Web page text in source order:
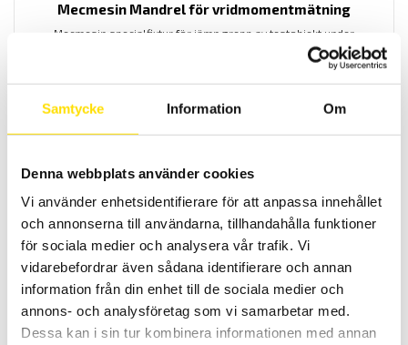
Samtycke Information Om
Denna webbplats använder cookies
Vi använder enhetsidentifierare för att anpassa innehållet
och annonserna till användarna, tillhandahålla funktioner
för sociala medier och analysera vår trafik. Vi
vidarebefordrar även sådana identifierare och annan
information från din enhet till de sociala medier och
annons- och analysföretag som vi samarbetar med.
Dessa kan i sin tur kombinera informationen med annan
Mecmesin Mandrel för vridmomentmätning
Mecmesin specialfixtur för jämn grepp av testobjekt under
LÄS MER
Handtag för AFG, BFG & CFG
Dubbelfattat handtag för AFG, BFG & CFG+